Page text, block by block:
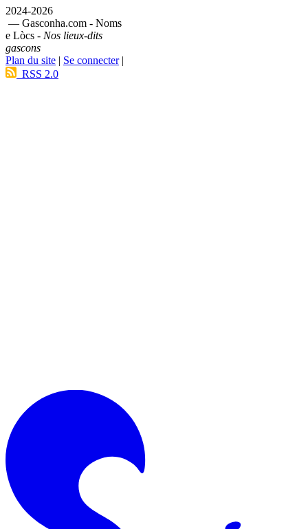
2024-2026
— Gasconha.com - Noms
e Lòcs - Nos lieux-dits
gascons
Plan du site | Se connecter|
RSS 2.0